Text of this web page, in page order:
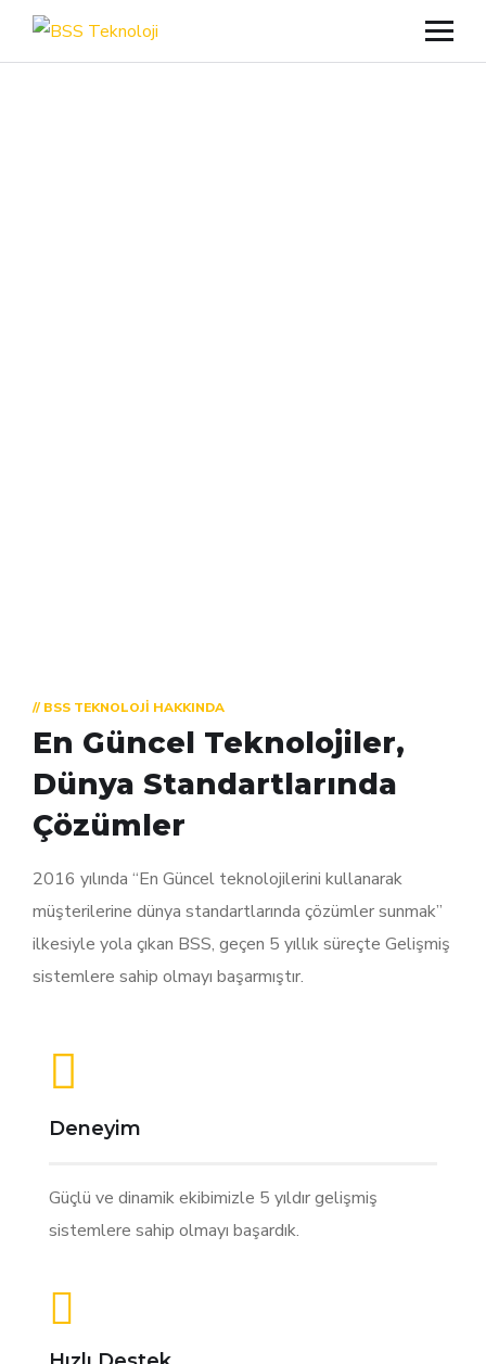
// BSS TEKNOLOJI HAKKINDA
En Güncel Teknolojiler,
Dünya Standartlarında
Çözümler
2016 yılında “En Güncel teknolojilerini kullanarak
müşterilerine dünya standartlarında çözümler sunmak”
ilkesiyle yola çıkan BSS, geçen 5 yıllık süreçte Gelişmiş
sistemlere sahip olmayı başarmıştır.
Deneyim
Güçlü ve dinamik ekibimizle 5 yıldır gelişmiş
sistemlere sahip olmayı başardık.